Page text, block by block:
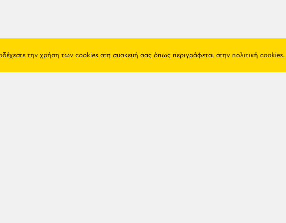
την χρήση των cookies στη συσκευή σας όπως περιγράφεται στην πολιτική cookies.